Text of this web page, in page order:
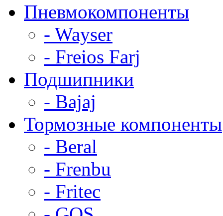
Пневмокомпоненты
- Wayser
- Freios Farj
Подшипники
- Bajaj
Тормозные компоненты
- Beral
- Frenbu
- Fritec